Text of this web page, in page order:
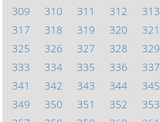
309
310 311 312 313
317
318 319 320 321
325
326 327 328 329
333
334 335 336 337
341
342 343 344 345
349
350 351 352 353